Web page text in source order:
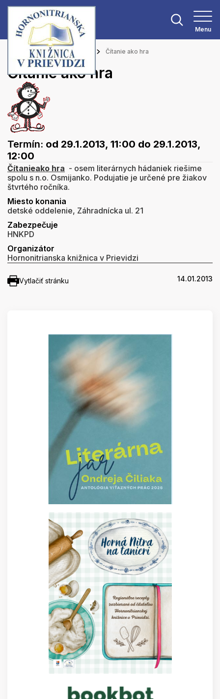
Menu
Hlavná stránka Podujatia Čítanie ako hra
Čítanie ako hra
Termín: od 29.1.2013, 11:00 do 29.1.2013,
12:00
Čítanieako hra - osem literárnych hádaniek riešime
spolu s n.o. Osmijanko. Podujatie je určené pre žiakov
štvrtého ročníka.
Miesto konania
detské oddelenie, Záhradnícka ul. 21
Zabezpečuje
HNKPD
Organizátor
Hornonitrianska knižnica v Prievidzi
Vytlačiť stránku 14.01.2013